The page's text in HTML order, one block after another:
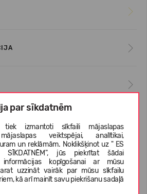
par sīkdatnēm
tiek izmantoti sīkfaili mājaslapas
veiktspējai, analītikai,
un reklāmām. Noklikšķinot uz " ES
SĪKDATNĒM", jūs piekrītat šādai
kopīgošanai ar mūsu
uzzināt vairāk par mūsu sīkfailu
kā arī mainīt savu piekrišanu sadaļā
(0)